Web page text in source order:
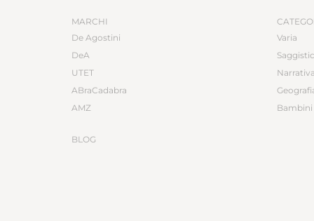
MARCHI
De Agostini
DeA
UTET
ABraCadabra
AMZ
BLOG
Varia
Narrativa
Bambini